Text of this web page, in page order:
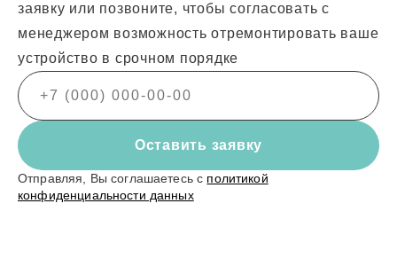
заявку или позвоните, чтобы согласовать с
менеджером возможность отремонтировать ваше
устройство в срочном порядке
Оставить заявку
Отправляя, Вы соглашаетесь с политикой
конфиденциальности данных